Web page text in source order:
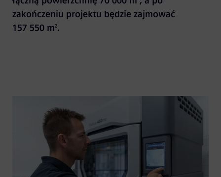
zakończeniu projektu będzie zajmować
157 550 m2.